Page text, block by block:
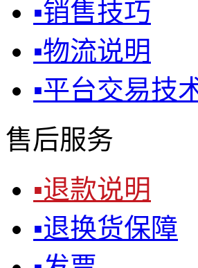
▪销售技巧
▪物流说明
▪平台交易技
售后服务
▪退款说明
▪退换货保障